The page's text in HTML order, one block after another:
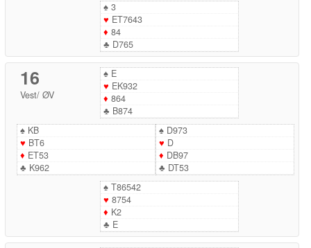
♠3
♥ ET7643
♦ 84
♣ D765
16
Vest/ ØV
♠E
♥ EK932
♦ 864
♣ B874
♠KB
♥ BT6
♦ ET53
♣ K962
♠D973
♥ D
♦ DB97
♣ DT53
♠T86542
♥ 8754
♦ K2
♣ E